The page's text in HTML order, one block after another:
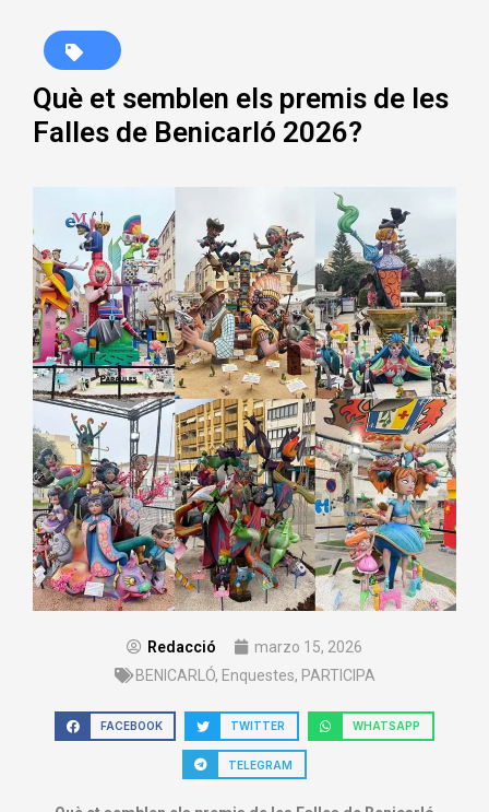
Què et semblen els premis de les
Falles de Benicarló 2026?
Redacció
marzo 15, 2026
BENICARLÓ, Enquestes, PARTICIPA
FACEBOOK TWITTER WHATSAPP
TELEGRAM